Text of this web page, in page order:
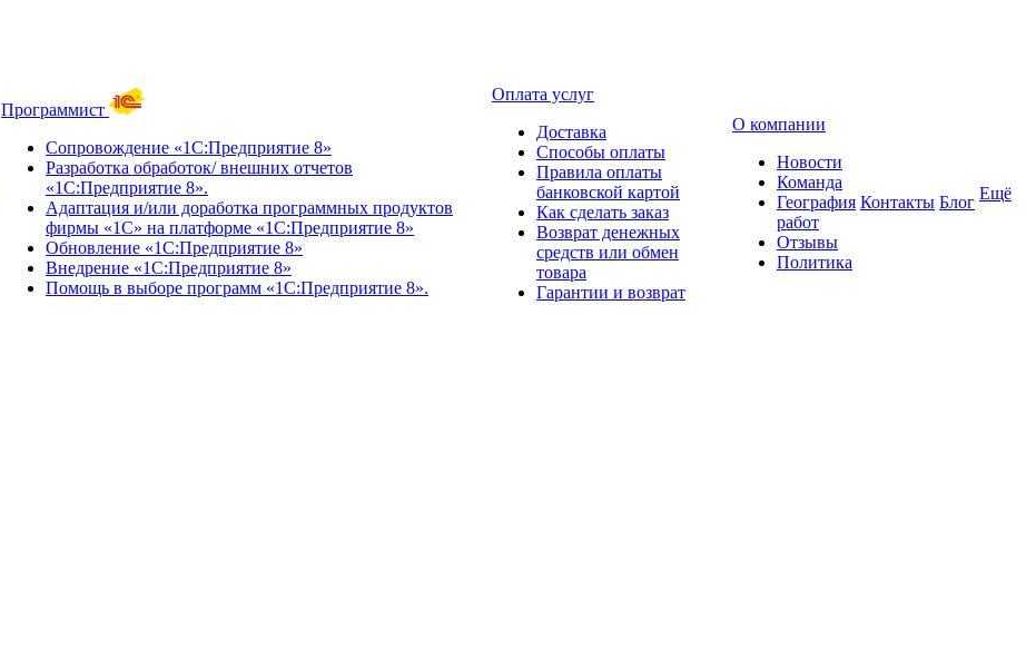
Программист
Сопровождение «1С:Предприятие 8»
Разработка обработок/ внешних отчетов
«1С:Предприятие 8».
Адаптация и/или доработка программных продуктов
фирмы «1С» на платформе «1С:Предприятие 8»
Обновление «1С:Предприятие 8»
Внедрение «1С:Предприятие 8»
Помощь в выборе программ «1С:Предприятие 8».
Оплата услуг
Доставка
Способы оплаты
Правила оплаты
банковской картой
Как сделать заказ
Возврат денежных
средств или обмен
товара
Гарантии и возврат
О компании
Новости
Команда
География
работ
Отзывы
Политика
Контакты Блог Ещё